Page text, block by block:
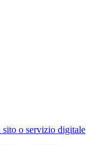
sito o servizio digitale